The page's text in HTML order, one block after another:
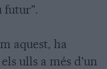
futur".
aquest, ha
ulls a més d'un